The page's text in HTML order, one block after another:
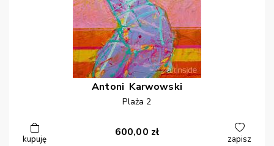
Antoni Karwowski
Plaża 2
kupuję
600,00 zł
zapisz